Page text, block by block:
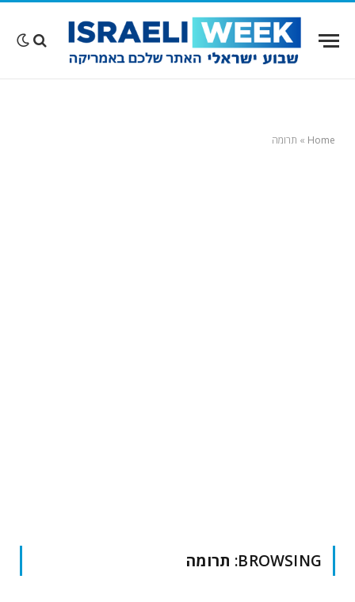
Home
» תרומה
BROWSING: תרומה